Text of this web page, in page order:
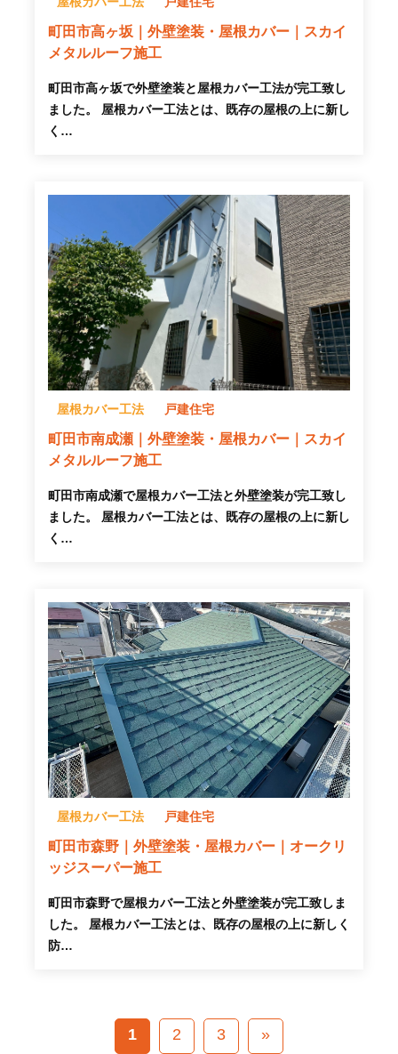
町田市高ヶ坂｜外壁塗装・屋根カバー｜スカイ
メタルルーフ施工
町田市高ヶ坂で外壁塗装と屋根カバー工法が完工致し
ました。 屋根カバー工法とは、既存の屋根の上に新し
く…
屋根カバー工法 戸建住宅
町田市南成瀬｜外壁塗装・屋根カバー｜スカイ
メタルルーフ施工
町田市南成瀬で屋根カバー工法と外壁塗装が完工致し
ました。 屋根カバー工法とは、既存の屋根の上に新し
く…
屋根カバー工法 戸建住宅
町田市森野｜外壁塗装・屋根カバー｜オークリ
ッジスーパー施工
町田市森野で屋根カバー工法と外壁塗装が完工致しま
した。 屋根カバー工法とは、既存の屋根の上に新しく
防…
1 2 3 »